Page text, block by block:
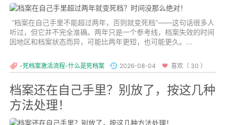
“档案在自己手里不能超过两年，否则就变死档”——这句话很多人
听过，但它并不完全准确。两年只是一个参考线，档案失效的时间
因地区和档案状态而异，可能比两年更短，也可能更久。...
-死档案激活流程-什么是死档案 2026-08-04 喜欢（ 30 ）
档案还在自己手里？别放了，按这几种
方法处理！